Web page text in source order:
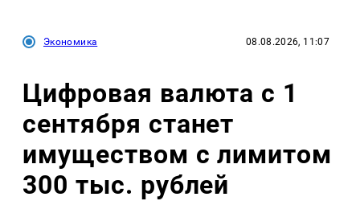
Экономика 08.08.2026, 11:07
Цифровая валюта с 1
сентября станет
имуществом с лимитом
300 тыс. рублей